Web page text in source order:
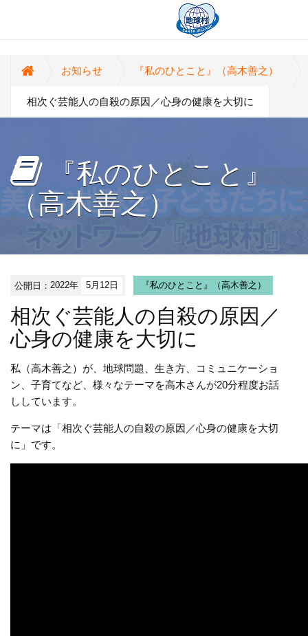
お知らせ 『私のひとこと』（高木善之）
相次ぐ芸能人の自殺の原因／心身の健康を大切に
『私のひとこと』
（高木善之）
公開日：2022年 5月12日 『私のひとこと』（高木善之）
相次ぐ芸能人の自殺の原因／
心身の健康を大切に
私（高木善之）が、地球問題、生き方、コミュニケーショ
ン、子育てなど、様々なテーマを高木さんが20分程度お話
ししています。
テーマは「相次ぐ芸能人の自殺の原因／心身の健康を大切
に」です。